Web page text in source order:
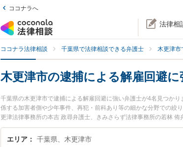
ココナラへ
法律相
ココナラ法律相談 千葉県で法律相談できる弁護士 木更津市
木更津市の逮捕による解雇回避に
千葉県の木更津市で逮捕による解雇回避に強い弁護士が4名見つか
係する加害者側や少年事件、再犯・前科あり等の細かな分野での絞
更津法律事務所の本吉 政尋弁護士、きみさらず法律事務所の若林
逮捕による解雇回避のトラブルを今すぐに弁護士に相談したい』『
回避を法律相談できる木更津市内の弁護士に相談予約したい』など
エリア 千葉県、木更津市